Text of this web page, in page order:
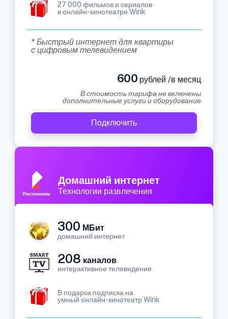
27 000 фильмов и сериалов
в онлайн-кинотеатре Wink
* Быстрый интернет для квартиры
с цифровым телевидением
600 рублей /в месяц
В стоимость тарифа не включены
дополнительные услуги и оборудование
Подключить
Домашний интернет
Технологии развлечения
300 МБит
домашний интернет
208 каналов
интерактивное телевидение
В подарок подписка на
умный онлайн-кинотеатр Wink